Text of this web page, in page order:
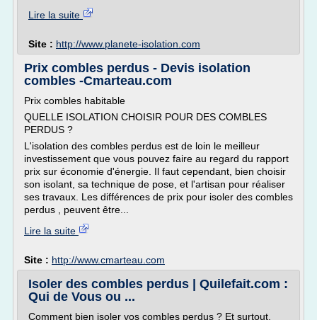
Lire la suite
Site : http://www.planete-isolation.com
Prix combles perdus - Devis isolation
combles -Cmarteau.com
Prix combles habitable
QUELLE ISOLATION CHOISIR POUR DES COMBLES
PERDUS ?
L'isolation des combles perdus est de loin le meilleur
investissement que vous pouvez faire au regard du rapport
prix sur économie d'énergie. Il faut cependant, bien choisir
son isolant, sa technique de pose, et l'artisan pour réaliser
ses travaux. Les différences de prix pour isoler des combles
perdus , peuvent être...
Lire la suite
Site : http://www.cmarteau.com
Isoler des combles perdus | Quilefait.com :
Qui de Vous ou ...
Comment bien isoler vos combles perdus ? Et surtout,